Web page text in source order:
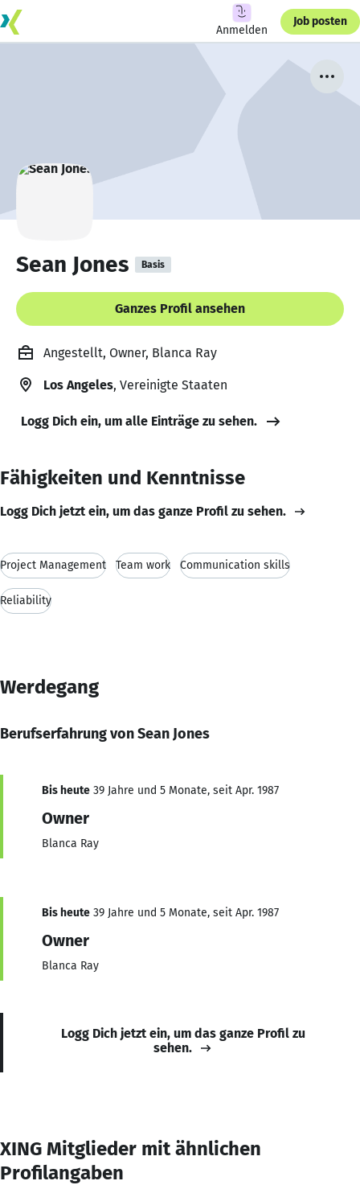
Anmelden
Job posten
Sean Jones Basis
Ganzes Profil ansehen
Angestellt, Owner, Blanca Ray
Los Angeles, Vereinigte Staaten
Logg Dich ein, um alle Einträge zu sehen.
Fähigkeiten und Kenntnisse
Logg Dich jetzt ein, um das ganze Profil zu sehen.
Project Management Team work Communication skills
Reliability
Werdegang
Berufserfahrung von Sean Jones
Bis heute 39 Jahre und 5 Monate, seit Apr. 1987
Owner
Blanca Ray
Bis heute 39 Jahre und 5 Monate, seit Apr. 1987
Owner
Blanca Ray
Logg Dich jetzt ein, um das ganze Profil zu
sehen.
XING Mitglieder mit ähnlichen
Profilangaben